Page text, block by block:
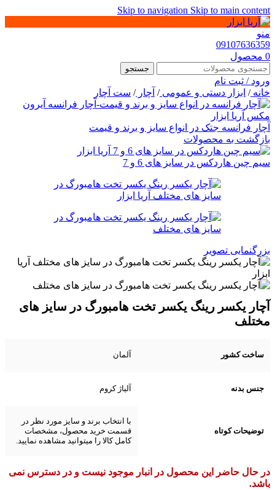
Skip to navigation Skip to main content
منو
09107636359
0 محصول
جستجو
ورود / ثبت نام
خانه/ ابزار دستی و عمومی/ آچار/ ست آچار
آچار فرانسه جتک در انواع سایز و برند و قیمت
بازگشت به محصولات
سیم چین هاردکس در سایز های 6 و 7
بزرگنمایی تصویر
آچار یکسر رینگ یکسر تخت هامبورگ در سایز های
مختلف
ساخت کشور آلمان
جنس بدنه آلیاژ کروم
توضیحات کوتاه
با انتخاب برند و سایز مورد نظر در
قسمت خرید محصول، مشخصات
کامل کالا را میتوانید مشاهده نمایید.
در حال حاضر این محصول در انبار موجود نیست و در دسترس نمی
باشد.